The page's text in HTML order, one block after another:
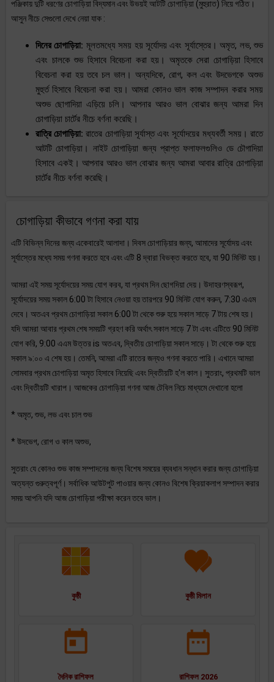
পঞ্জিকায় দুটি ধরণের চোগাড়িয়া বিদ্যমান এবং উভয়ই আটটি চোগাড়িয়া (মুহুরাত) নিয়ে গঠিত।
আসুন নীচে সেগুলো দেখে নেয়া যাক :
দিনের চোগাড়িয়া: মূলতমধ্যে সময় হয় সূর্যোদয় এবং সূর্যাস্তের। অমৃত, লভ, শুভ
এবং চালকে শুভ হিসাবে বিবেচনা করা হয়। অমৃতকে সেরা চোগাড়িয়া হিসাবে
বিবেচনা করা হয় তবে চল ভাল। অন্যদিকে, রোগ, কল এবং উদভেগকে অশুভ
মুহুর্ত হিসাবে বিবেচনা করা হয়। আমরা কোনও ভাল কাজ সম্পাদন করার সময়
অশুভ ছোগাদিয়া এড়িয়ে চলি। আপনার আরও ভাল বোঝার জন্য আমরা দিন
চোগাড়িয়া চার্টের নীচে বর্ণনা করেছি।
রাত্রি চোগাড়িয়া:রাতের চোগাড়িয়া সূর্যাস্ত এবং সূর্যোদয়ের মধ্যবর্তী সময়। রাতে
আটটি চোগাড়িয়া। নাইট চোগাড়িয়া জন্য প্রাপ্ত ফলাফলগুলিও ডে চৌগাদিয়া
হিসাবে একই। আপনার আরও ভাল বোঝার জন্য আমরা আবার রাত্রি চোগাড়িয়া
চার্টের নীচে বর্ণনা করেছি।
চোগাড়িয়া কীভাবে গণনা করা যায়
এটি বিভিন্ন দিনের জন্য একেবারেই আলাদা। দিবস চোগাড়িয়ার জন্য, আমাদের সূর্যোদয় এবং
সূর্যাস্তের মধ্যে সময় গণনা করতে হবে এবং এটি 8 দ্বারা বিভক্ত করতে হবে, যা 90 মিনিট হয়।
আমরা এই সময় সূর্যোদয়ের সময় যোগ করব, যা প্রথম দিন ছোগদিয়া দেয়। উদাহরণস্বরূপ,
সূর্যোদয়ের সময় সকাল 6:00 টা হিসাবে নেওয়া হয় তারপরে 90 মিনিট যোগ করুন, 7:30 এএম
দেবে। অতএব প্রথম চোগাড়িয়া সকাল 6:00 টা থেকে শুরু হয়ে সকাল সাড়ে 7 টায় শেষ হয়।
যদি আমরা আবার প্রথম শেষ সময়টি গ্রহণ করি অর্থাৎ সকাল সাড়ে 7 টা এবং এটিতে 90 মিনিট
যোগ করি, 9:00 এএম উত্তর is অতএব, দ্বিতীয় চোগাড়িয়া সকাল সাড়ে। টা থেকে শুরু হয়ে
সকাল ৯:০০ এ শেষ হয়। তেমনি, আমরা এটি রাতের জন্যও গণনা করতে পারি। এখানে আমরা
সোমবার প্রথম চোগাড়িয়া অমৃত হিসাবে নিয়েছি এবং দ্বিতীয়টি হ'ল কাল। সুতরাং, প্রথমটি ভাল
এবং দ্বিতীয়টি খারাপ। আজকের চোগাড়িয়া গণনা আজ টেবিল নিচে মাধ্যমে দেখানো হলো
* অমৃত, শুভ, লভ এবং চাল শুভ
* উদভেগ, রোগ ও কাল অশুভ,
সুতরাং যে কোনও শুভ কাজ সম্পাদনের জন্য বিশেষ সময়ের ব্যবধান সন্ধান করার জন্য চোগাড়িয়া
অত্যন্ত গুরুত্বপূর্ণ। সর্বাধিক আউটপুট পাওয়ার জন্য কোনও বিশেষ ক্রিয়াকলাপ সম্পাদন করার
সময় আপনি যদি আজ চোগাড়িয়া পরীক্ষা করেন তবে ভাল।
কুষ্ঠী কুষ্ঠী মিলান
দৈনিক রাশিফল রাশিফল 2026